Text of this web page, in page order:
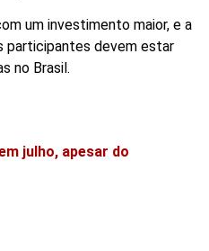
um investimento maior, e a
participantes devem estar
no Brasil.
julho, apesar do